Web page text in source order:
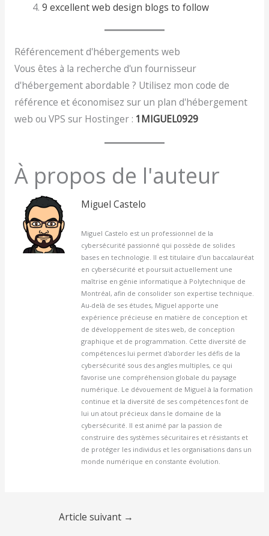
9 excellent web design blogs to follow
Référencement d'hébergements web
Vous êtes à la recherche d'un fournisseur
d'hébergement abordable ? Utilisez mon code de
référence et économisez sur un plan d'hébergement
web ou VPS sur Hostinger : 1MIGUEL0929
À propos de l'auteur
Miguel Castelo
Miguel Castelo est un professionnel de la
cybersécurité passionné qui possède de solides
bases en technologie. Il est titulaire d'un baccalauréat
en cybersécurité et poursuit actuellement une
maîtrise en génie informatique à Polytechnique de
Montréal, afin de consolider son expertise technique.
Au-delà de ses études, Miguel apporte une
expérience précieuse en matière de conception et
de développement de sites web, de conception
graphique et de programmation. Cette diversité de
compétences lui permet d'aborder les défis de la
cybersécurité sous des angles multiples, ce qui
favorise une compréhension globale du paysage
numérique. Le dévouement de Miguel à la formation
continue et la diversité de ses compétences font de
lui un atout précieux dans le domaine de la
cybersécurité. Il est animé par la passion de
construire des systèmes sécuritaires et résistants et
de protéger les individus et les organisations dans un
monde numérique en constante évolution.
Article suivant →